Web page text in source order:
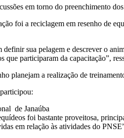
em torno do preenchimento
foi a reciclagem em resenho de
definir sua pelagem e descrever o
que participaram da capacitação”,
planejam a realização de
de Janaúba
foi bastante proveitosa,
em relação às atividades do